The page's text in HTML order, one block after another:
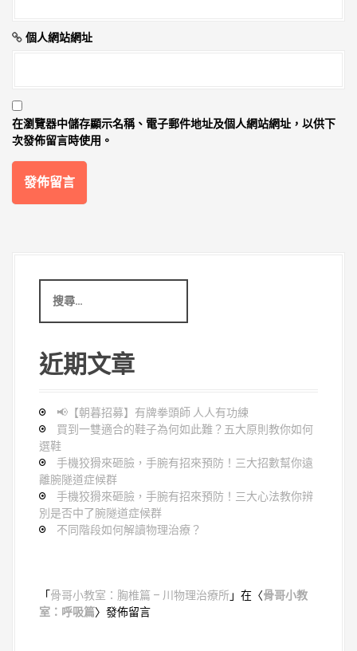
個人網站網址
在瀏覽器中儲存顯示名稱、電子郵件地址及個人網站網址，以供下
次發佈留言時使用。
:
近期文章
📢【朝暮招募】有牌拳頭師 人人有功練
買到一雙適合的鞋子為何如此難？五大原則教你如何
選鞋
手機狡猾來砸臉，手腕有招來預防！三大招數幫你遠
離腕隧道症候群
手機狡猾來砸臉，手腕有招來預防！三大心法教你辨
別是否中了腕隧道症候群
不同階段如何解讀物理治療？
「 骨哥小教室：胸椎篇 – 川物理治療所」在〈骨哥小教
室：呼吸篇〉發佈留言